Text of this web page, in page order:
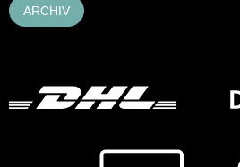
ARCHIV